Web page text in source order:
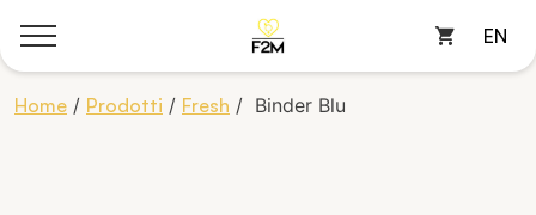
to
EN
Home / Prodotti / Fresh / Binder Blu